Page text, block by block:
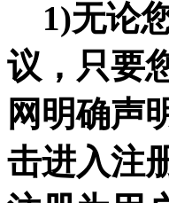
1)无论
议，只要
网明确声
击进入注